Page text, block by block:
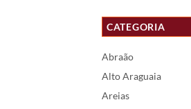
CATEGORIA
Abraão
Alto Araguaia
Areias